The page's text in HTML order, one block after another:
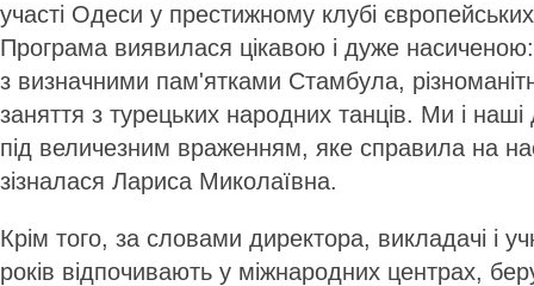
участі Одеси у престижному клубі європейських
Програма виявилася цікавою і дуже
з визначними пам'ятками Стамбула, різноманітні
заняття з турецьких народних танців. Ми і наші
під величезним враженням, яке справила на
зізналася Лариса Миколаївна.
Крім того, за словами директора, викладачі і
років відпочивають у міжнародних центрах,